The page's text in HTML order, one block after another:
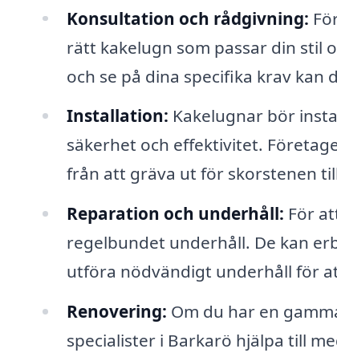
Konsultation och rådgivning:
rätt kakelugn som passar din stil
och se på dina specifika krav kan
Installation: Kakelugnar bör
säkerhet och effektivitet.
från att gräva ut för skorstenen
Reparation och underhåll: För
regelbundet underhåll. De kan
utföra nödvändigt underhåll för
Renovering: Om du har en
specialister i Barkarö hjälpa till